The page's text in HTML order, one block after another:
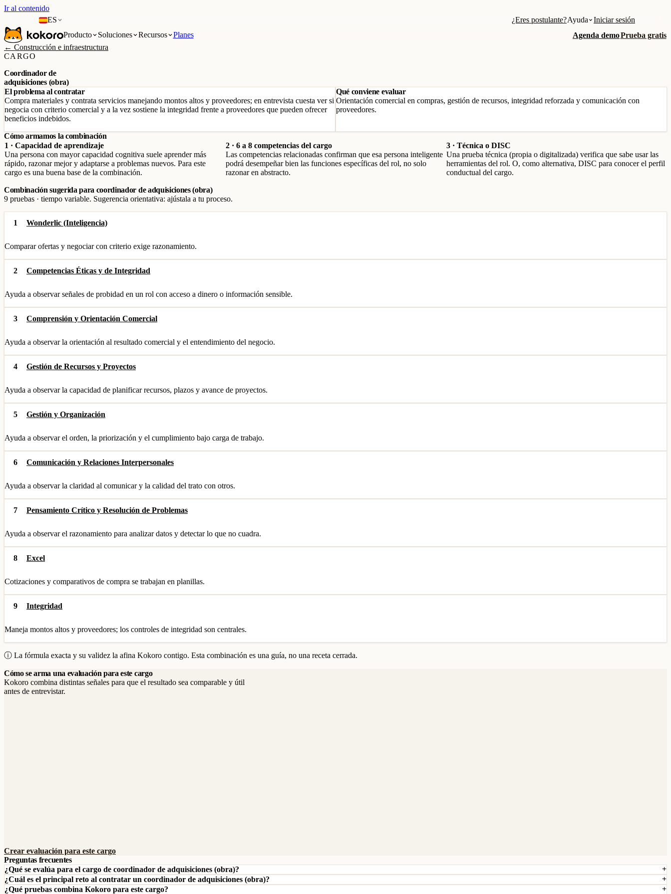
Ir al contenido
ES
¿Eres postulante?Ayuda
Iniciar sesión
Producto
Soluciones Recursos Planes Agenda demoPrueba gratis
← Construcción e infraestructura
CARGO
Coordinador de
adquisiciones (obra)
El problema al contratar
Compra materiales y contrata servicios manejando montos altos y proveedores; en entrevista cuesta ver si
negocia con criterio comercial y a la vez sostiene la integridad frente a proveedores que pueden ofrecer
beneficios indebidos.
Qué conviene evaluar
Orientación comercial en compras, gestión de recursos, integridad reforzada y comunicación con
proveedores.
Cómo armamos la combinación
1 · Capacidad de aprendizaje
Una persona con mayor capacidad cognitiva suele aprender más
rápido, razonar mejor y adaptarse a problemas nuevos. Para este
cargo es una buena base de la combinación.
2 · 6 a 8 competencias del cargo
Las competencias relacionadas confirman que esa persona inteligente
podrá desempeñar bien las funciones específicas del rol, no solo
razonar en abstracto.
3 · Técnica o DISC
Una prueba técnica (propia o digitalizada) verifica que sabe usar las
herramientas del rol. O, como alternativa, DISC para conocer el perfil
conductual del cargo.
Combinación sugerida para coordinador de adquisiciones (obra)
9 pruebas · tiempo variable. Sugerencia orientativa: ajústala a tu proceso.
1 Wonderlic (Inteligencia)
Comparar ofertas y negociar con criterio exige razonamiento.
2 Competencias Éticas y de Integridad
Ayuda a observar señales de probidad en un rol con acceso a dinero o información sensible.
3 Comprensión y Orientación Comercial
Ayuda a observar la orientación al resultado comercial y el entendimiento del negocio.
4 Gestión de Recursos y Proyectos
Ayuda a observar la capacidad de planificar recursos, plazos y avance de proyectos.
5 Gestión y Organización
Ayuda a observar el orden, la priorización y el cumplimiento bajo carga de trabajo.
6 Comunicación y Relaciones Interpersonales
Ayuda a observar la claridad al comunicar y la calidad del trato con otros.
7 Pensamiento Crítico y Resolución de Problemas
Ayuda a observar el razonamiento para analizar datos y detectar lo que no cuadra.
8 Excel
Cotizaciones y comparativos de compra se trabajan en planillas.
9 Integridad
Maneja montos altos y proveedores; los controles de integridad son centrales.
ⓘ La fórmula exacta y su validez la afina Kokoro contigo. Esta combinación es una guía, no una receta cerrada.
Cómo se arma una evaluación para este cargo
Kokoro combina distintas señales para que el resultado sea comparable y útil
antes de entrevistar.
Crear evaluación para este cargo
Preguntas frecuentes
¿Qué se evalúa para el cargo de coordinador de adquisiciones (obra)?
¿Cuál es el principal reto al contratar un coordinador de adquisiciones (obra)?
¿Qué pruebas combina Kokoro para este cargo?